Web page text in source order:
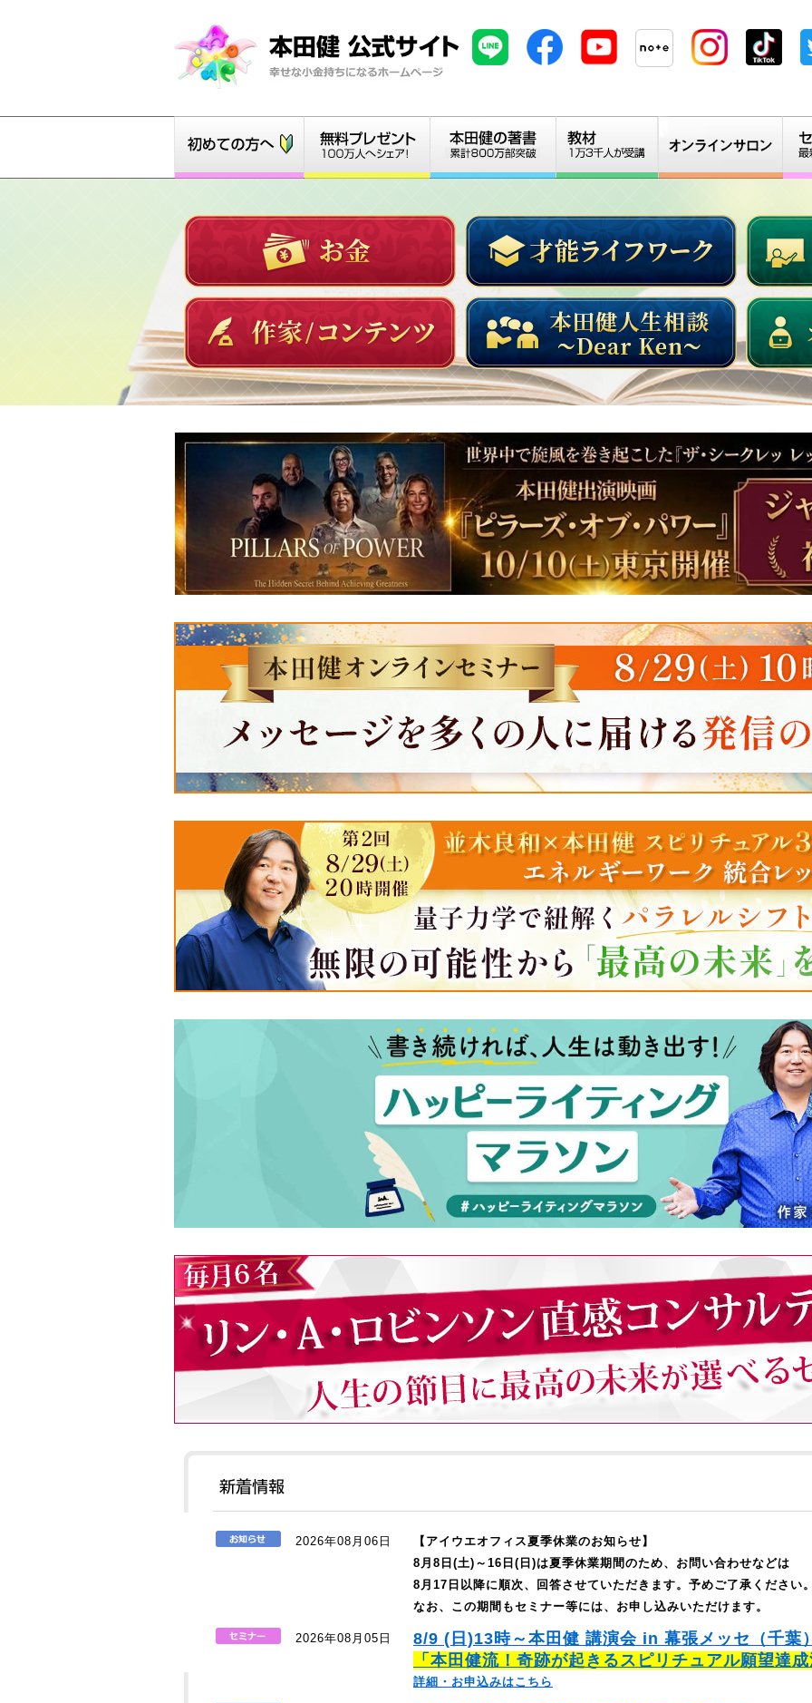
2026年08月06日
【アイウエオフィス夏季休業のお知らせ】
8月8日(土)～16日(日)は夏季休業期間のため、お問い合わせなどは
8月17日以降に順次、回答させていただきます。予めご了承ください
なお、この期間もセミナー等には、お申し込みいただけます。
2026年08月05日
8/9 (日)13時～本田健 講演会 in 幕張メッセ（千葉
「本田健流！奇跡が起きるスピリチュアル願望達
詳細・お申込みはこちら